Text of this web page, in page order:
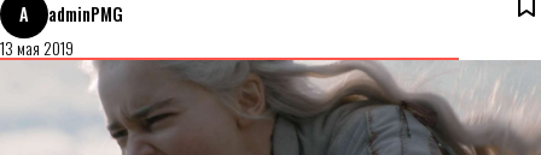
A
adminPMG
13 мая 2019